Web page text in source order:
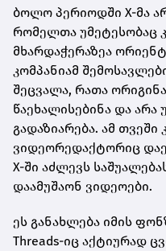
ბოლო პერიოდში X-მა
რომელთა უმეტესობაც
მხარდაჭერაზეა
კომპანიამ
შეცვალა, რათა
წაეხალისებინა და არა
გადაზიარება. ამ
ვიდეორედაქტორიც
X-ში აძლევს
დაამუშაონ ვიდეოები.
ეს განახლება იმის
Threads-იც აქტიურად